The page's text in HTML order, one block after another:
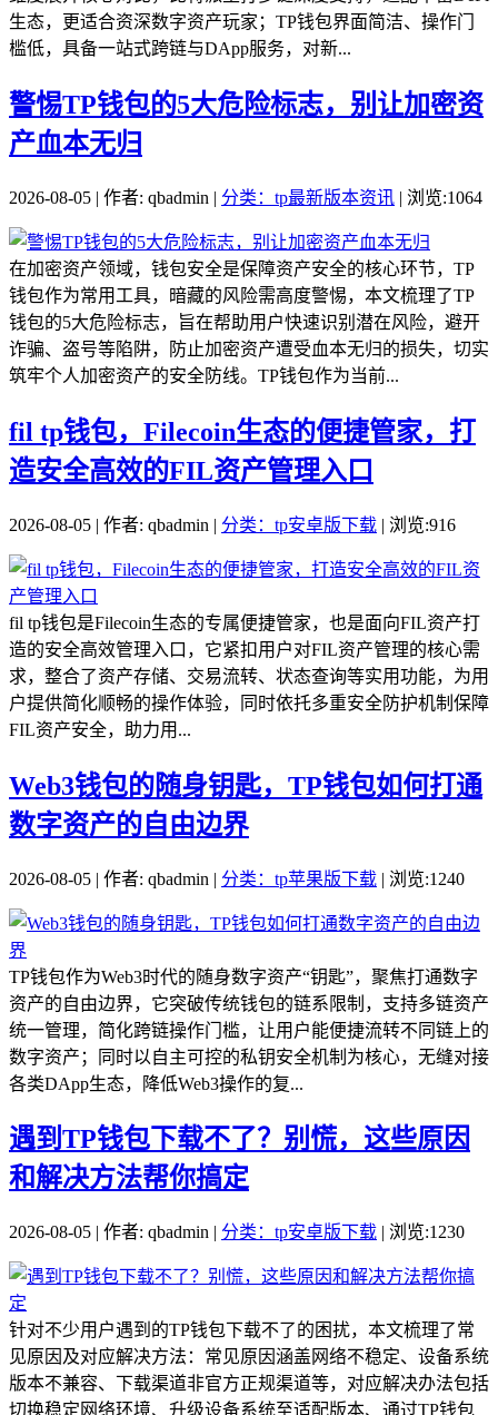
生态，更适合资深数字资产玩家；TP钱包界面简洁、操作门
槛低，具备一站式跨链与DApp服务，对新...
警惕TP钱包的5大危险标志，别让加密资
产血本无归
2026-08-05 | 作者: qbadmin | 分类：tp最新版本资讯 | 浏览:1064
在加密资产领域，钱包安全是保障资产安全的核心环节，TP
钱包作为常用工具，暗藏的风险需高度警惕，本文梳理了TP
钱包的5大危险标志，旨在帮助用户快速识别潜在风险，避开
诈骗、盗号等陷阱，防止加密资产遭受血本无归的损失，切实
筑牢个人加密资产的安全防线。TP钱包作为当前...
fil tp钱包，Filecoin生态的便捷管家，打
造安全高效的FIL资产管理入口
2026-08-05 | 作者: qbadmin | 分类：tp安卓版下载 | 浏览:916
fil tp钱包是Filecoin生态的专属便捷管家，也是面向FIL资产打
造的安全高效管理入口，它紧扣用户对FIL资产管理的核心需
求，整合了资产存储、交易流转、状态查询等实用功能，为用
户提供简化顺畅的操作体验，同时依托多重安全防护机制保障
FIL资产安全，助力用...
Web3钱包的随身钥匙，TP钱包如何打通
数字资产的自由边界
2026-08-05 | 作者: qbadmin | 分类：tp苹果版下载 | 浏览:1240
TP钱包作为Web3时代的随身数字资产“钥匙”，聚焦打通数字
资产的自由边界，它突破传统钱包的链系限制，支持多链资产
统一管理，简化跨链操作门槛，让用户能便捷流转不同链上的
数字资产；同时以自主可控的私钥安全机制为核心，无缝对接
各类DApp生态，降低Web3操作的复...
遇到TP钱包下载不了？别慌，这些原因
和解决方法帮你搞定
2026-08-05 | 作者: qbadmin | 分类：tp安卓版下载 | 浏览:1230
针对不少用户遇到的TP钱包下载不了的困扰，本文梳理了常
见原因及对应解决方法：常见原因涵盖网络不稳定、设备系统
版本不兼容、下载渠道非官方正规渠道等，对应解决办法包括
切换稳定网络环境、升级设备系统至适配版本、通过TP钱包